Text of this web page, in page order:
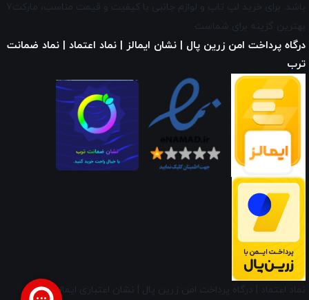
باشد. برای خرید لپ تاپ و لوازم جانبی با کیفیت و قیمت مناسب، مارکت7
بهترین گزینه برای شماست.
درگاه پرداخت امن زرین پال | نشان ایمالز | نماد اعتماد | نماد ضمانت
ترب
نماد اعتماد درگاه پرداخت امن زرین پال نشان اعتباری ایمالز |